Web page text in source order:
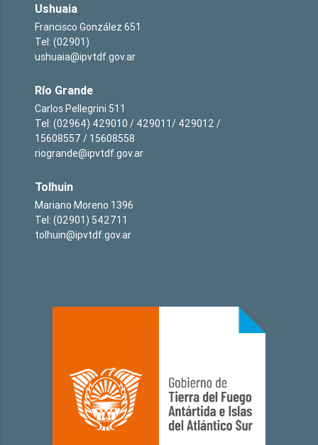
Ushuaia
Francisco González 651
Tel: (02901)
ushuaia@ipvtdf.gov.ar
Río Grande
Carlos Pellegrini 511
Tel: (02964) 429010 / 429011/ 429012 /
15608557 / 15608558
riogrande@ipvtdf.gov.ar
Tolhuin
Mariano Moreno 1396
Tel: (02901) 542711
tolhuin@ipvtdf.gov.ar